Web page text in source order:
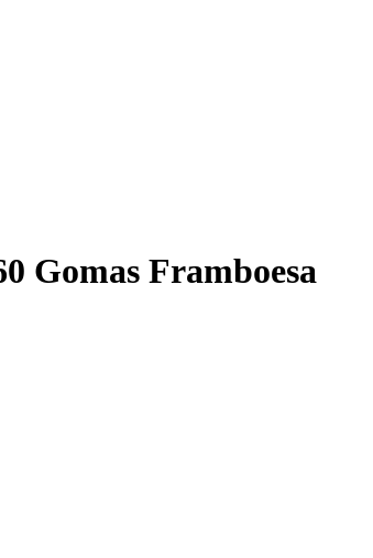
Gomas Framboesa